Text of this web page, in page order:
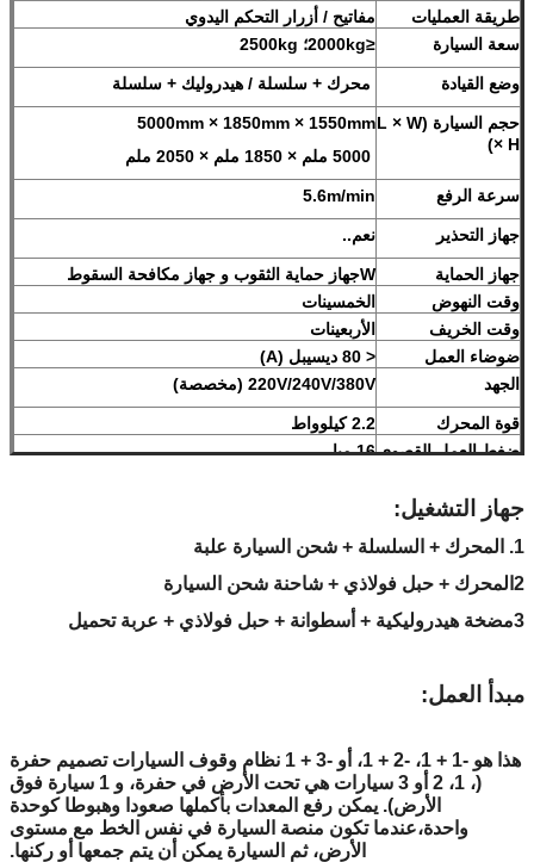
طريقة العمليات
مفاتيح / أزرار التحكم اليدوي
سعة السيارة
≤2000kg؛ 2500kg
وضع القيادة محرك + سلسلة / هيدروليك + سلسلة
حجم السيارة (L × W
× H)
5000mm × 1850mm × 1550mm
5000 ملم × 1850 ملم × 2050 ملم
سرعة الرفع 5.6m/min
جهاز التحذير نعم..
جهاز الحماية Wجهاز حماية الثقوب و جهاز مكافحة السقوط
وقت النهوض
الخمسينات
وقت الخريف
الأربعينات
ضوضاء العمل
< 80 ديسيبل (A)
الجهد
220V/240V/380V (مخصصة)
قوة المحرك
2.2 كيلوواط
ضغط العمل القصوى16 مبا
طرق العمل
اللون
الأحمر، الأزرق، الرمادي، الأصفر، الخ
(مخصصة)حسب طلب المستخدم)
الشهادة ISO9001 و CE
جهاز التشغيل:
1. المحرك + السلسلة + شحن السيارة علبة
2المحرك + حبل فولاذي + شاحنة شحن السيارة
3مضخة هيدروليكية + أسطوانة + حبل فولاذي + عربة تحميل
مبدأ العمل:
هذا هو -1 + 1، -2 + 1، أو -3 + 1 نظام وقوف السيارات تصميم حفرة
(، 1، 2 أو 3 سيارات هي تحت الأرض في حفرة، و 1 سيارة فوق
الأرض). يمكن رفع المعدات بأكملها صعودا وهبوطا كوحدة
واحدة،عندما تكون منصة السيارة في نفس الخط مع مستوى
الأرض، ثم السيارة يمكن أن يتم جمعها أو ركنها.